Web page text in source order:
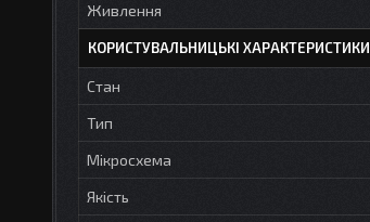
Живлення
КОРИСТУВАЛЬНИЦЬКІ ХАРАКТЕРИСТИКИ
Стан
Тип
Мікросхема
Якість